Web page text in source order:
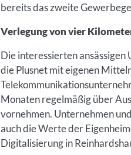
bereits das zweite
Verlegung von vier
Die interessierten
die Plusnet mit eigenen
Monaten regelmäßig über
vornehmen. Unternehmen
auch die Werte der
Digitalisierung in